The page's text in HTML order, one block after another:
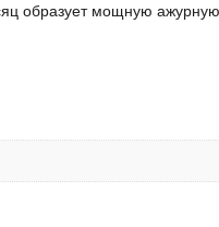
образует мощную ажурную